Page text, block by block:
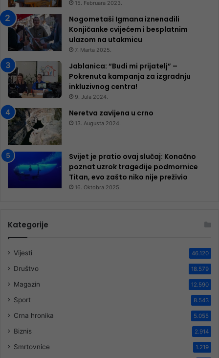
15. Februara 2023.
Nogometaši Igmana iznenadili
Konjičanke cvijećem i besplatnim
ulazom na utakmicu
7. Marta 2025.
Jablanica: “Budi mi prijatelj” –
Pokrenuta kampanja za izgradnju
inkluzivnog centra!
9. Jula 2024.
Neretva zavijena u crno
13. Augusta 2024.
Svijet je pratio ovaj slučaj: Konačno
poznat uzrok tragedije podmornice
Titan, evo zašto niko nije preživio
16. Oktobra 2025.
Kategorije
Vijesti 46.120
Društvo 18.579
Magazin 12.590
Sport 8.543
Crna hronika 5.055
Biznis 2.914
Smrtovnice 1.219